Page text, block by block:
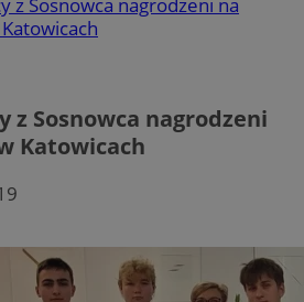
z Sosnowca nagrodzeni na
z Sosnowca nagrodzeni
Katowicach